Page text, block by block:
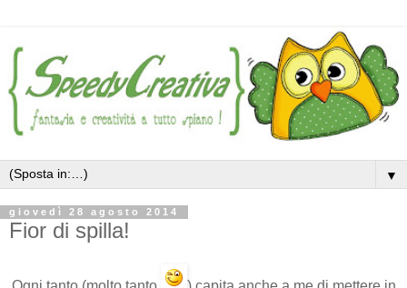
▼
giovedì 28 agosto 2014
Fior di spilla!